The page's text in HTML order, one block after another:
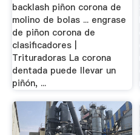
backlash piñon corona de
molino de bolas ... engrase
de piñon corona de
clasificadores |
Trituradoras La corona
dentada puede llevar un
piñón, ...